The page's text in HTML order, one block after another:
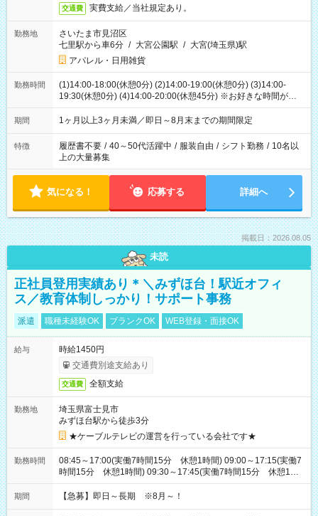
交通費 実費支給／当社規定あり。
勤務地
さいたま市見沼区
七里駅から車6分 / 大宮公園駅 / 大宮(埼玉県)駅
アパレル・日用雑貨
勤務時間
(1)14:00-18:00(休憩0分) (2)14:00-19:00(休憩0分) (3)14:00-
19:30(休憩0分) (4)14:00-20:00(休憩45分) ※お好きな時間が選べ
ます
期間 1ヶ月以上3ヶ月未満／即日～8月末までの期間限定
特徴 履歴書不要 / 40～50代活躍中 / 服装自由 / シフト勤務 / 10名以
上の大量募集
気になる！ 応募する 詳細へ
掲載日：2026.08.05
未読
正社員登用実績あり＊＼みずほ台！駅近オフィ
ス／教育体制しっかり！サポート事務
派遣 職種未経験OK ブランクOK WEB登録・面接OK
給与
時給1450円
交通費別途支給あり
交通費 全額支給
勤務地
埼玉県富士見市
みずほ台駅から徒歩3分
★ケーブルテレビの運営を行っている会社です★
勤務時間
08:45～17:00(実働7時間15分 休憩1時間) 09:00～17:15(実働7
時間15分 休憩1時間) 09:30～17:45(実働7時間15分 休憩1時
間) ※11:45～20:00：週1回程度遅番あります(在宅勤務OK) ※配
属チームにより
期間 【急募】即日～長期 ※8月～！